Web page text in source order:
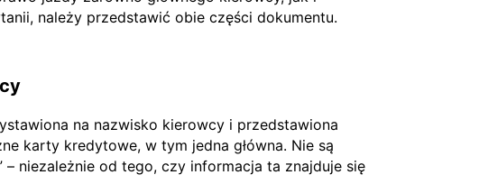
należy przedstawić obie części dokumentu.
na nazwisko kierowcy i przedstawiona
karty kredytowe, w tym jedna główna. Nie są
– niezależnie od tego, czy informacja ta znajduje się